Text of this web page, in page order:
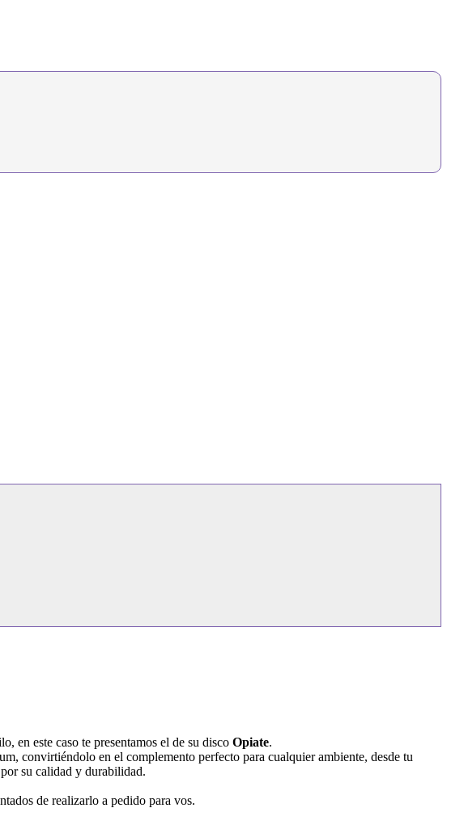
en este caso te presentamos el de su disco Opiate.
convirtiéndolo en el complemento perfecto para cualquier ambiente, desde tu
su calidad y durabilidad.
de realizarlo a pedido para vos.